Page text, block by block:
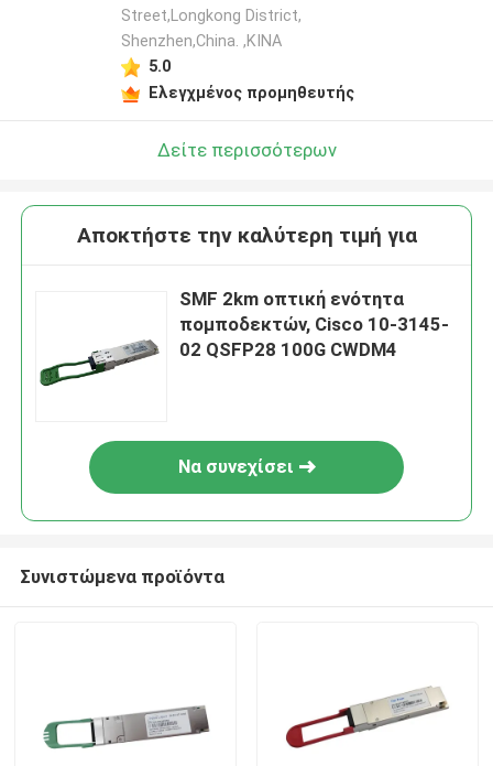
Street,Longkong District,
Shenzhen,China. ,ΚΙΝΑ
5.0
Ελεγχμένος προμηθευτής
Δείτε περισσότερων
Αποκτήστε την καλύτερη τιμή για
SMF 2km οπτική ενότητα
πομποδεκτών, Cisco 10-3145-
02 QSFP28 100G CWDM4
Να συνεχίσει
Συνιστώμενα προϊόντα